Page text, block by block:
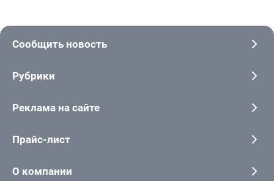
Сообщить новость
Рубрики
Реклама на сайте
Прайс-лист
О компании